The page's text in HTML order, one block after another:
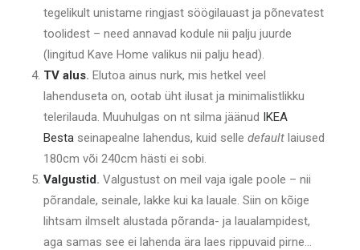
tegelikult unistame ringjast söögilauast ja põnevatest
toolidest – need annavad kodule nii palju juurde
(lingitud Kave Home valikus nii palju head).
TV alus. Elutoa ainus nurk, mis hetkel veel
lahenduseta on, ootab üht ilusat ja minimalistlikku
telerilauda. Muuhulgas on nt silma jäänud IKEA
Besta seinapealne lahendus, kuid selle default laiused
180cm või 240cm hästi ei sobi.
Valgustid. Valgustust on meil vaja igale poole – nii
põrandale, seinale, lakke kui ka lauale. Siin on kõige
lihtsam ilmselt alustada põranda- ja laualampidest,
aga samas see ei lahenda ära laes rippuvaid pirne…